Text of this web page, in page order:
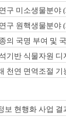
구 미소생물분야
구 원핵생물분야
의 국명 부여 및
기반 식물자원
천연 면역조절
보 현행화 사업 결